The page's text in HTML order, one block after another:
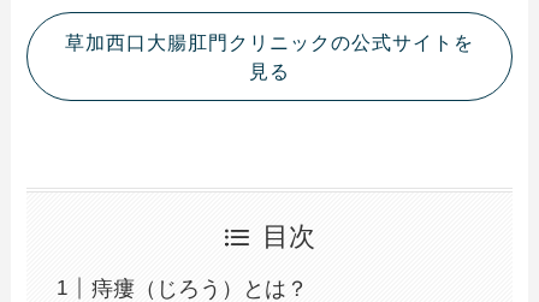
草加西口大腸肛門クリニックの公式サイトを
見る
目次
痔瘻（じろう）とは？